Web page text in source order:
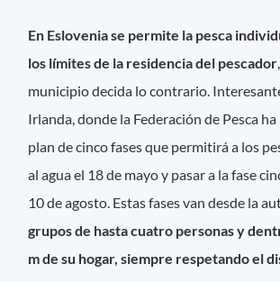
En Eslovenia se permite la pesca
los límites de la residencia del pescador
municipio decida lo contrario.
Irlanda, donde la Federación de Pesca
plan de cinco fases que permitirá a los
al agua el 18 de mayo y pasar a la fase
10 de agosto. Estas fases van desde la
grupos de hasta cuatro personas y
m de su hogar, siempre respetando el